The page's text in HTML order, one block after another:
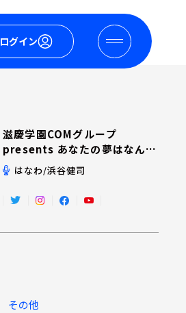
ログイン
滋慶学園COMグループ
presents あなたの夢はなんで
すか？はなわ/浜谷健司
その他